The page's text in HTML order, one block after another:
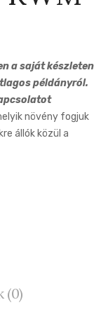
a saját készleten
példányról.
növény fogjuk
állók közül a
(0)